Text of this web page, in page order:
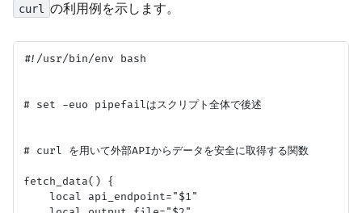
curl の利用例を示します。
#!/usr/bin/env bash
# set -euo pipefailはスクリプト全体で後述
# curl を用いて外部APIからデータを安全に取得する関数
fetch_data() {
    local api_endpoint="$1"